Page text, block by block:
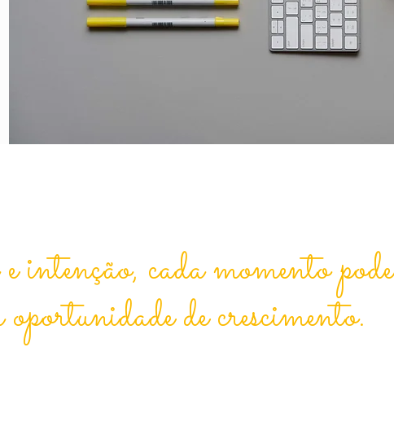
intenção, cada momento pode
de crescimento.